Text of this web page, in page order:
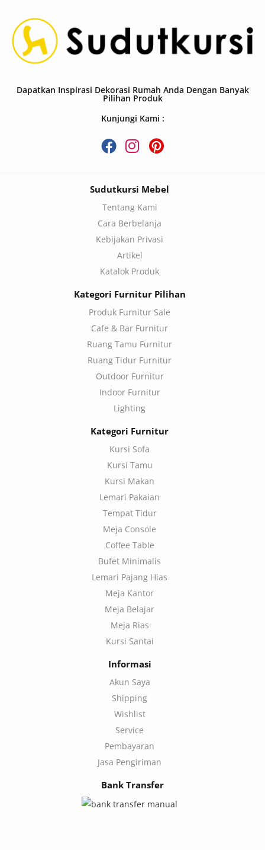
Dapatkan Inspirasi Dekorasi Rumah Anda Dengan Banyak
Pilihan Produk
Kunjungi Kami :
Sudutkursi Mebel
Tentang Kami
Cara Berbelanja
Kebijakan Privasi
Artikel
Katalok Produk
Kategori Furnitur Pilihan
Produk Furnitur Sale
Cafe & Bar Furnitur
Ruang Tamu Furnitur
Ruang Tidur Furnitur
Outdoor Furnitur
Indoor Furnitur
Lighting
Kategori Furnitur
Kursi Sofa
Kursi Tamu
Kursi Makan
Lemari Pakaian
Tempat Tidur
Meja Console
Coffee Table
Bufet Minimalis
Lemari Pajang Hias
Meja Kantor
Meja Belajar
Meja Rias
Kursi Santai
Informasi
Akun Saya
Shipping
Wishlist
Service
Pembayaran
Jasa Pengiriman
Bank Transfer